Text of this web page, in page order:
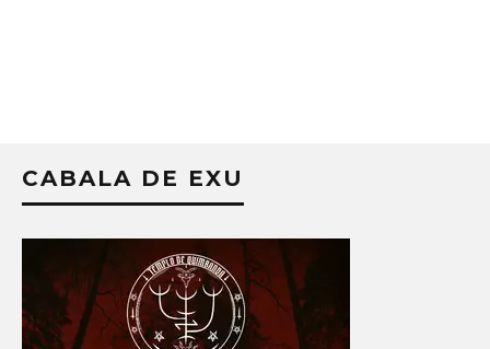
CABALA DE EXU